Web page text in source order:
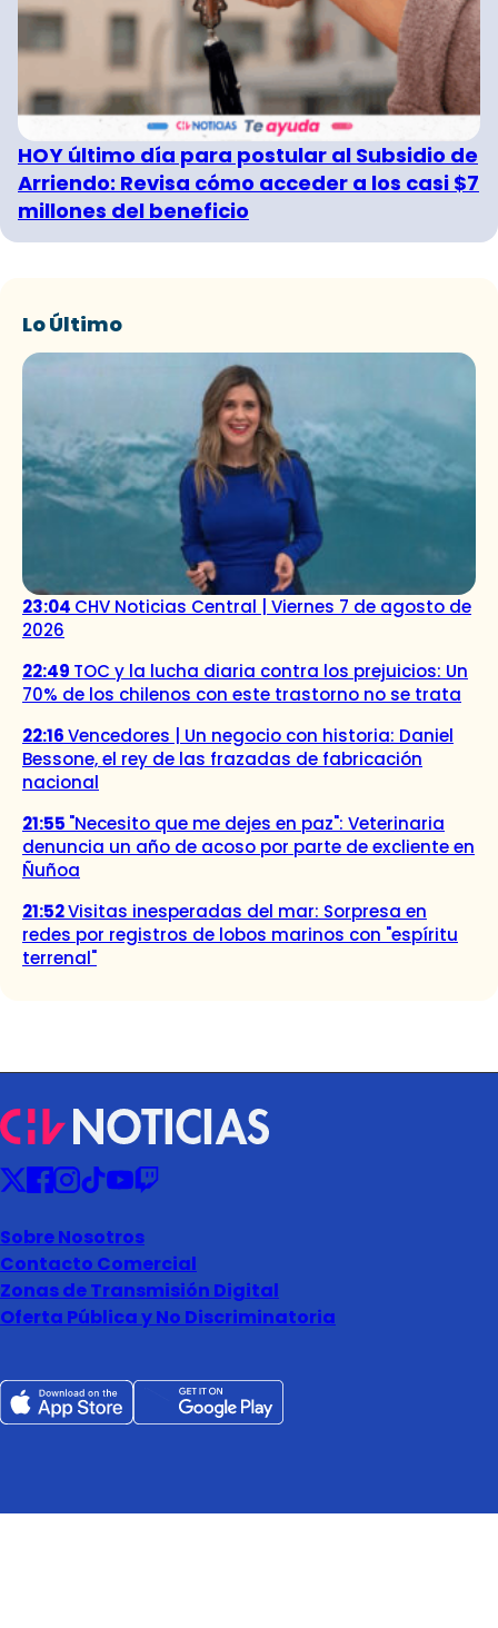
HOY último día para postular al Subsidio de
Arriendo: Revisa cómo acceder a los casi $7
millones del beneficio
Lo Último
23:04 CHV Noticias Central | Viernes 7 de agosto de
2026
22:49 TOC y la lucha diaria contra los prejuicios: Un
70% de los chilenos con este trastorno no se trata
22:16Vencedores | Un negocio con historia: Daniel
Bessone, el rey de las frazadas de fabricación
nacional
21:55 "Necesito que me dejes en paz": Veterinaria
denuncia un año de acoso por parte de excliente en
Ñuñoa
21:52Visitas inesperadas del mar: Sorpresa en
redes por registros de lobos marinos con "espíritu
terrenal"
Sobre Nosotros
Contacto Comercial
Zonas de Transmisión Digital
Oferta Pública y No Discriminatoria